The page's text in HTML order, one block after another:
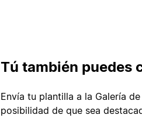
Tú también puedes
Envía tu plantilla a la Galería
posibilidad de que sea